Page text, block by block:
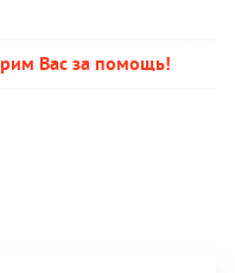
Вас за помощь!